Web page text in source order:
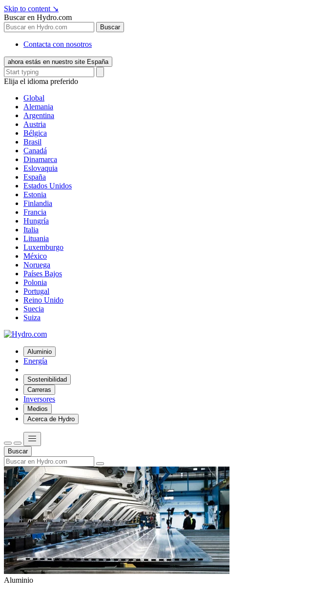
Skip to content ↘
Buscar en Hydro.com
Buscar
Contacta con nosotros
ahora estás en nuestro site España
Elija el idioma preferido
Global
Alemania
Argentina
Austria
Bélgica
Brasil
Canadá
Dinamarca
Eslovaquia
España
Estados Unidos
Estonia
Finlandia
Francia
Hungría
Italia
Lituania
Luxemburgo
México
Noruega
Países Bajos
Polonia
Portugal
Reino Unido
Suecia
Suiza
Aluminio
Energía
Sostenibilidad
Carreras
Inversores
Medios
Acerca de Hydro
Buscar
Aluminio